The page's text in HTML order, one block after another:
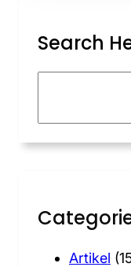
Search
Artikel